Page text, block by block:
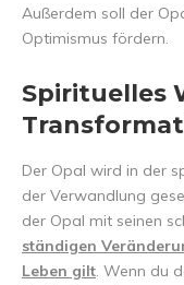
Außerdem soll der
Optimismus fördern.
Spirituelles
Der Opal wird in der
der Verwandlung
der Opal mit seinen
ständigen
Leben gilt. Wenn du